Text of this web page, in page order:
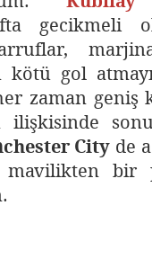
gecikmeli
gol
zaman geniş
ilişkisinde
City de
o mavilikten